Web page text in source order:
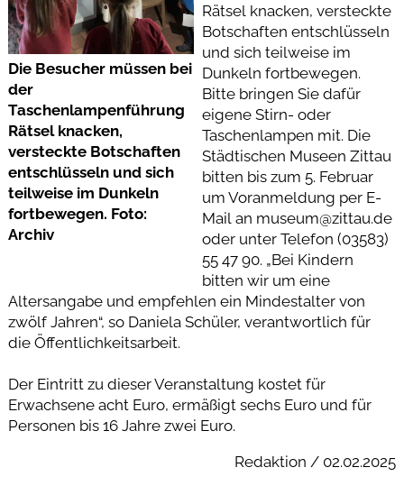
Die Besucher müssen bei
der
Taschenlampenführung
Rätsel knacken,
versteckte Botschaften
entschlüsseln und sich
teilweise im Dunkeln
fortbewegen. Foto:
Archiv
Rätsel knacken, versteckte
Botschaften entschlüsseln
und sich teilweise im
Dunkeln fortbewegen.
Bitte bringen Sie dafür
eigene Stirn- oder
Taschenlampen mit. Die
Städtischen Museen Zittau
bitten bis zum 5. Februar
um Voranmeldung per E-
Mail an museum@zittau.de
oder unter Telefon (03583)
55 47 90. „Bei Kindern
bitten wir um eine
Altersangabe und empfehlen ein Mindestalter von
zwölf Jahren“, so Daniela Schüler, verantwortlich für
die Öffentlichkeitsarbeit.
Der Eintritt zu dieser Veranstaltung kostet für
Erwachsene acht Euro, ermäßigt sechs Euro und für
Personen bis 16 Jahre zwei Euro.
Redaktion / 02.02.2025